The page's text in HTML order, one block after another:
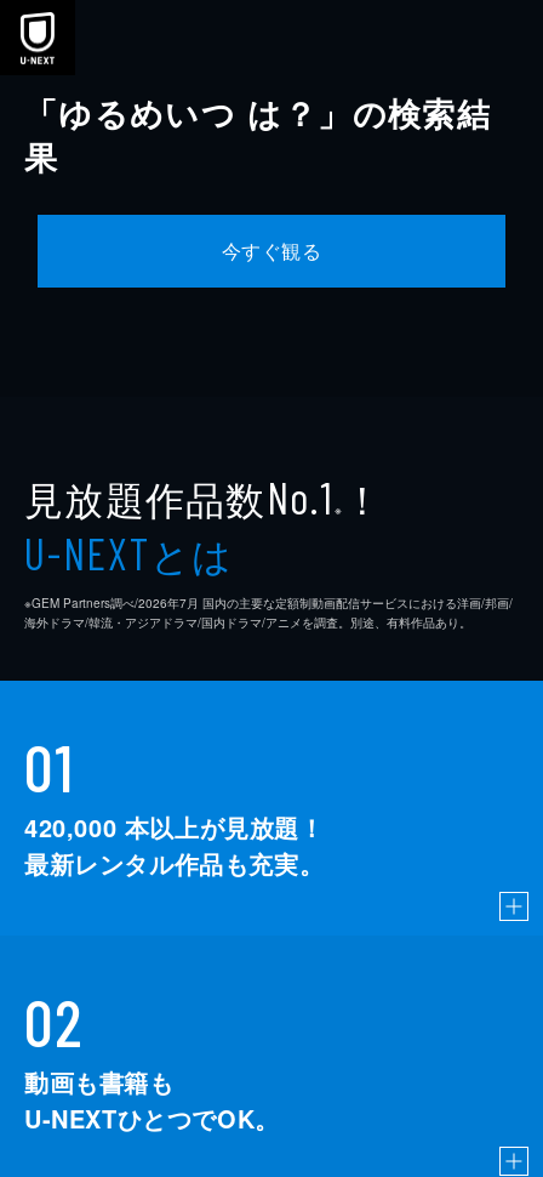
本文へスキップ
「ゆるめいつ は？」の検索結
果
今すぐ観る
見放題作品数No.1 ※ ！
U-NEXTとは
※GEM Partners調べ/2026年7⽉ 国内の主要な定額制動画配信サービスにおける洋画/邦画/
海外ドラマ/韓流・アジアドラマ/国内ドラマ/アニメを調査。別途、有料作品あり。
01
420,000 本以上が見放題！
最新レンタル作品も充実。
02
動画も書籍も
U-NEXTひとつでOK。